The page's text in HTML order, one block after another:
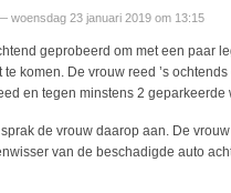
woensdag 23 januari 2019 om 13:15
geprobeerd om met een paar
komen. De vrouw reed ’s
en tegen minstens 2 geparkeerde
de vrouw daarop aan. De
van de beschadigde auto